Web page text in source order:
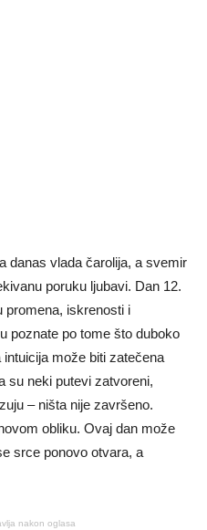
danas vlada čarolija, a svemir
poruku ljubavi. Dan 12.
promena, iskrenosti i
poznate po tome što duboko
može biti zatečena
su neki putevi zatvoreni,
– ništa nije završeno.
obliku. Ovaj dan može
srce ponovo otvara, a
nakon oglasa